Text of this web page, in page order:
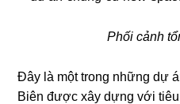
Phối cảnh
Đây là một trong những dự
Biên được xây dựng với